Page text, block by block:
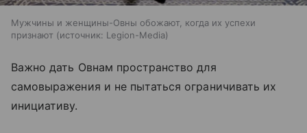
Мужчины и женщины-Овны обожают, когда их успехи
признают
источник: Legion-Media
Важно дать Овнам пространство для
самовыражения и не пытаться ограничивать их
инициативу.